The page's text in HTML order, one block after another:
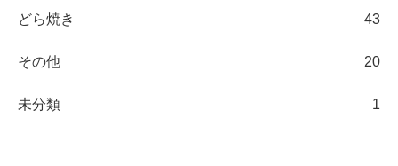
どら焼き 43
その他 20
未分類 1